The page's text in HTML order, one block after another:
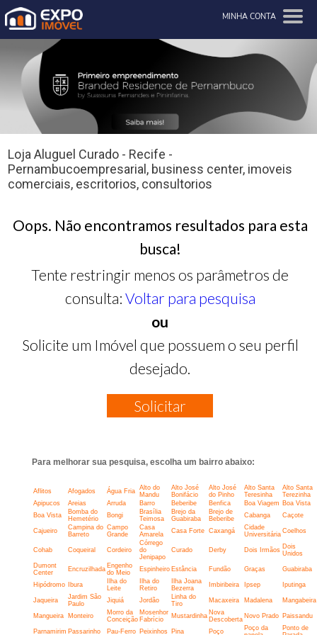
MINHA CONTA
Loja Aluguel Curado - Recife -
Pernambucoempresarial, business center, imoveis
comerciais, escritorios, consultorios
Oops. Não encontramos resultados para esta
busca!
Tente restringir menos os parâmetros de
consulta: Voltar para pesquisa
ou
Solicite um Imóvel que possuem o seu perfil
desejado.
Solicitar
Para melhorar sua pesquisa, escolha um bairro abaixo:
Aflitos Afogados Água Fria
Alto do
Mandu
Alto José
Bonifácio
Alto José
do Pinho
Alto Santa
Teresinha
Alto Santa
Terezinha
Apipucos
Areias Arruda Barro Beberibe Benfica Boa Viagem Boa Vista
Boa Vista
Bomba do
Hemetério
Bongi
Brasília
Teimosa
Brejo da
Guabiraba
Brejo de
Beberibe
Cabanga Caçote
Cajueiro
Campina do
Barreto
Campo
Grande
Casa
Amarela
Casa Forte Caxangá
Cidade
Universitária Coelhos
Cohab Coqueiral Cordeiro
Córrego
do
Jenipapo
Curado Derby Dois Irmãos Dois
Unidos
Dumont
Center
Encruzilhada Engenho
do Meio
Espinheiro Estância Fundão Graças Guabiraba
Hipódromo Ibura
Ilha do
Leite
Ilha do
Retiro
Ilha Joana
Bezerra
Imbiribeira Ipsep Iputinga
Jaqueira
Jardim São
Paulo
Jiquiá Jordão
Linha do
Tiro
Macaxeira Madalena Mangabeira
Mangueira Monteiro
Morro da
Conceição
Mosenhor
Fabrício
Mustardinha Nova
Descoberta Novo Prado Paissandu
Parnamirim Passarinho Pau-Ferro Peixinhos Pina Poço
Poço da
Ponto de